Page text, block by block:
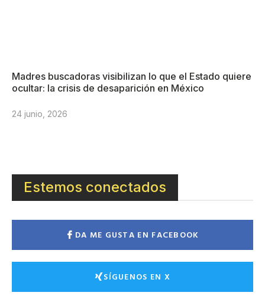
Madres buscadoras visibilizan lo que el Estado quiere
ocultar: la crisis de desaparición en México
24 junio, 2026
Estemos conectados
DA ME GUSTA EN FACEBOOK
SÍGUENOS EN X